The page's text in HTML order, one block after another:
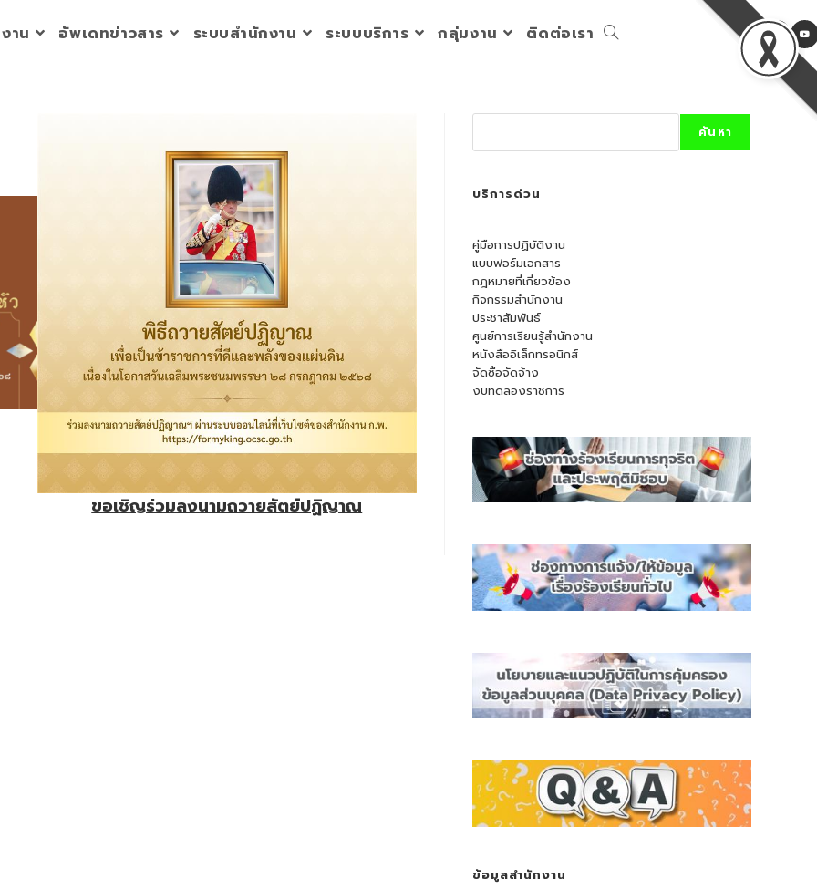
าน อัพเดทข่าวสาร ระบบสำนักงาน ระบบบริการ กลุ่มงาน ติดต่อเรา Toggle
ขอเชิญร่วมลงนามถวายสัตย์ปฏิญาณ
ค้นหา
บริการด่วน
คู่มือการปฏิบัติงาน
แบบฟอร์มเอกสาร
กฎหมายที่เกี่ยวข้อง
กิจกรรมสำนักงาน
ประชาสัมพันธ์
ศูนย์การเรียนรู้สำนักงาน
หนังสืออิเล็กทรอนิกส์
จัดซื้อจัดจ้าง
งบทดลองราชการ
ข้อมูลสำนักงาน